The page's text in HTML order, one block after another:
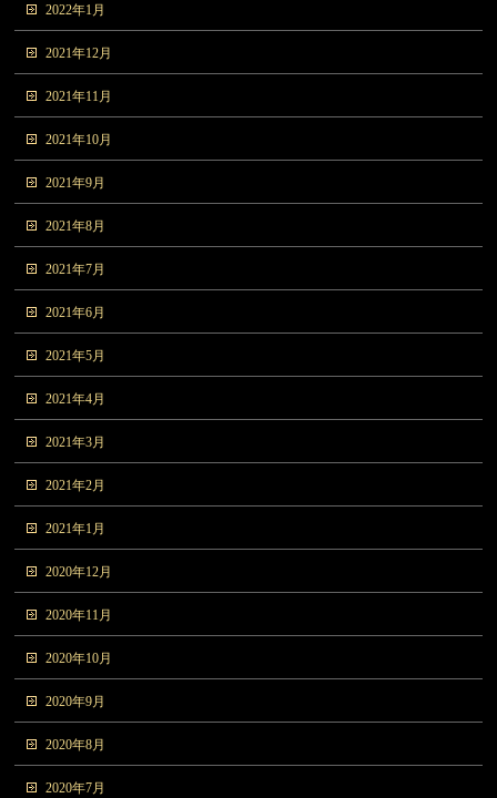
2022年1月
2021年12月
2021年11月
2021年10月
2021年9月
2021年8月
2021年7月
2021年6月
2021年5月
2021年4月
2021年3月
2021年2月
2021年1月
2020年12月
2020年11月
2020年10月
2020年9月
2020年8月
2020年7月